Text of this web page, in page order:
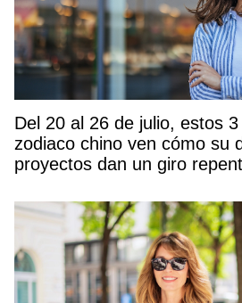
Del 20 al 26 de julio, estos 3
zodiaco chino ven cómo su
proyectos dan un giro